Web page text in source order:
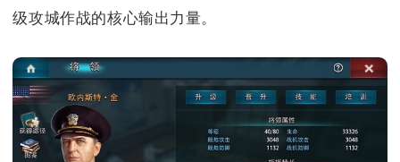
级攻城作战的核心输出力量。